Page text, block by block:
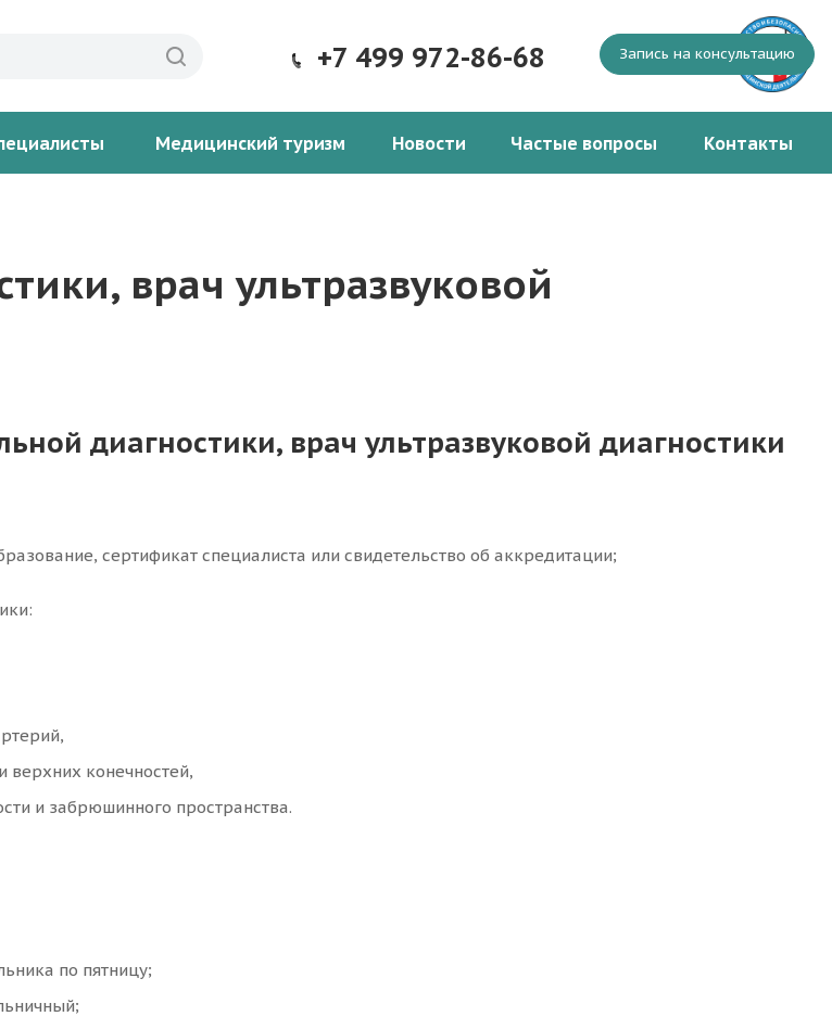
Запись на консультацию
+7 499 972-86-68
Медицинский туризм Новости Частые вопросы Контакты
врач ультразвуковой
диагностики, врач ультразвуковой диагностики
сертификат специалиста или свидетельство об аккредитации;
верхних конечностей,
и забрюшинного пространства.
по пятницу;